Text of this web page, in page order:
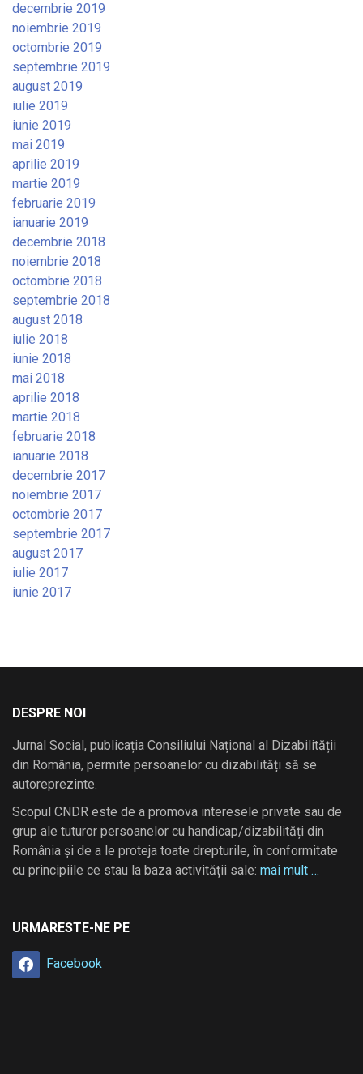
decembrie 2019
noiembrie 2019
octombrie 2019
septembrie 2019
august 2019
iulie 2019
iunie 2019
mai 2019
aprilie 2019
martie 2019
februarie 2019
ianuarie 2019
decembrie 2018
noiembrie 2018
octombrie 2018
septembrie 2018
august 2018
iulie 2018
iunie 2018
mai 2018
aprilie 2018
martie 2018
februarie 2018
ianuarie 2018
decembrie 2017
noiembrie 2017
octombrie 2017
septembrie 2017
august 2017
iulie 2017
iunie 2017
DESPRE NOI
Jurnal Social, publicația Consiliului Național al Dizabilității
din România, permite persoanelor cu dizabilități să se
autoreprezinte.
Scopul CNDR este de a promova interesele private sau de
grup ale tuturor persoanelor cu handicap/dizabilități din
România și de a le proteja toate drepturile, în conformitate
cu principiile ce stau la baza activității sale: mai mult …
URMARESTE-NE PE
Facebook